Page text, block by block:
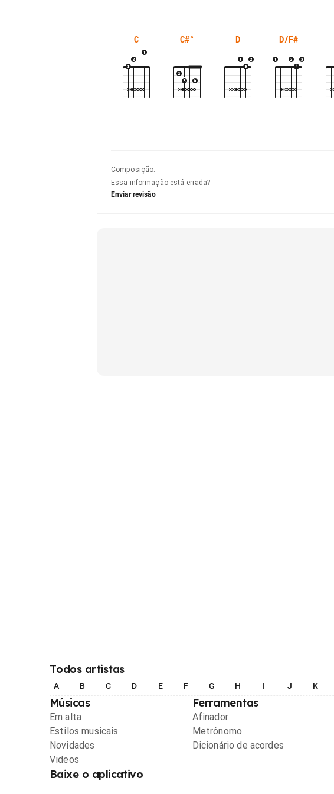
C C#° D D/F#
Composição:
Essa informação está errada?
Enviar revisão
Todos artistas
A B C D E F G H I J K
Músicas
Em alta
Estilos musicais
Novidades
Videos
Ferramentas
Afinador
Metrônomo
Dicionário de acordes
Baixe o aplicativo